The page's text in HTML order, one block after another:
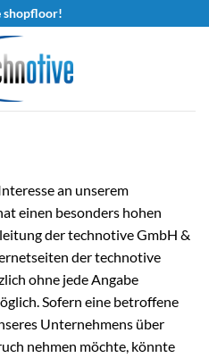
shopfloor!
an unserem
einen besonders hohen
der technotive GmbH &
der technotive
ohne jede Angabe
Sofern eine betroffene
Unternehmens über
nehmen möchte, könnte